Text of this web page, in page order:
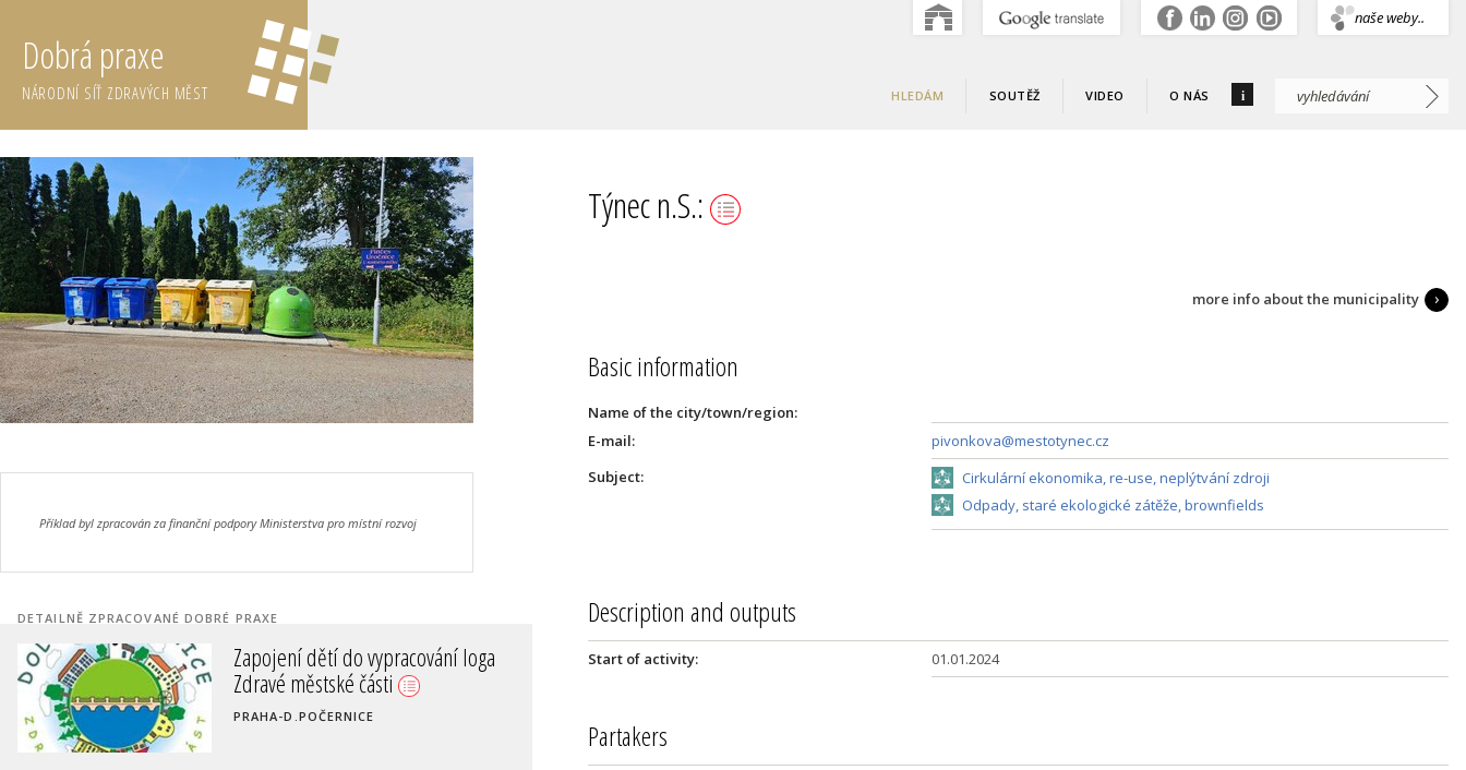
naše weby..
.
Dobrá praxe
NÁRODNÍ SÍŤ ZDRAVÝCH MĚST HLEDÁM SOUTĚŽ VIDEO O NÁS i
Příklad byl zpracován za finanční podpory Ministerstva pro místní rozvoj
DETAILNĚ ZPRACOVANÉ DOBRÉ PRAXE
Zapojení dětí do vypracování loga
Zdravé městské části
PRAHA-D.POČERNICE
Týnec n.S.:
more info about the municipality
Basic information
Name of the city/town/region:
E-mail:
pivonkova@mestotynec.cz
Subject:
Cirkulární ekonomika, re-use, neplýtvání zdroji
Odpady, staré ekologické zátěže, brownfields
Description and outputs
Start of activity: 01.01.2024
Partakers